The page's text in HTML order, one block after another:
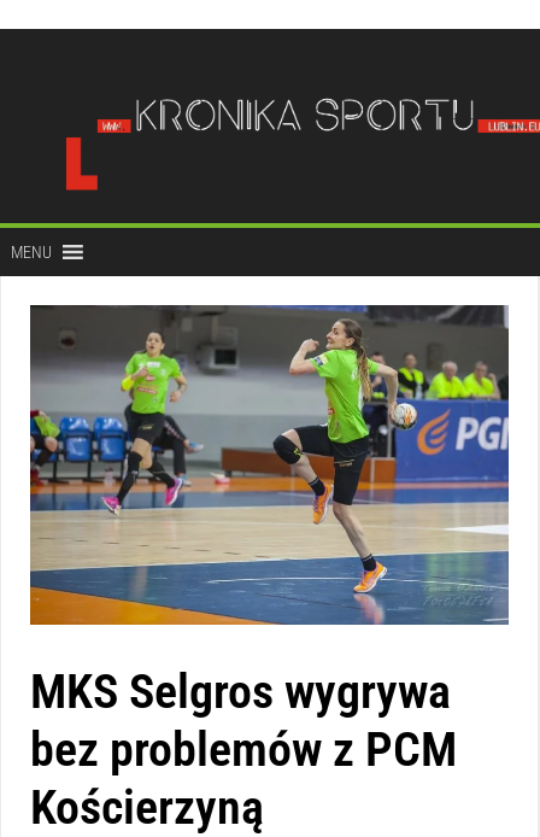
treści
MENU
MKS Selgros wygrywa
bez problemów z PCM
Kościerzyną